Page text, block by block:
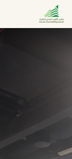
تخطي للذهاب إلى